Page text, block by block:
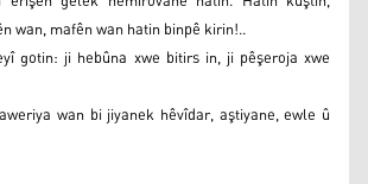
wan, mafên wan hatin binpê kirin!..
gotin: ji hebûna xwe bitirs in, ji pêşeroja xwe
wan bi jiyanek hêvîdar, aştiyane, ewle û